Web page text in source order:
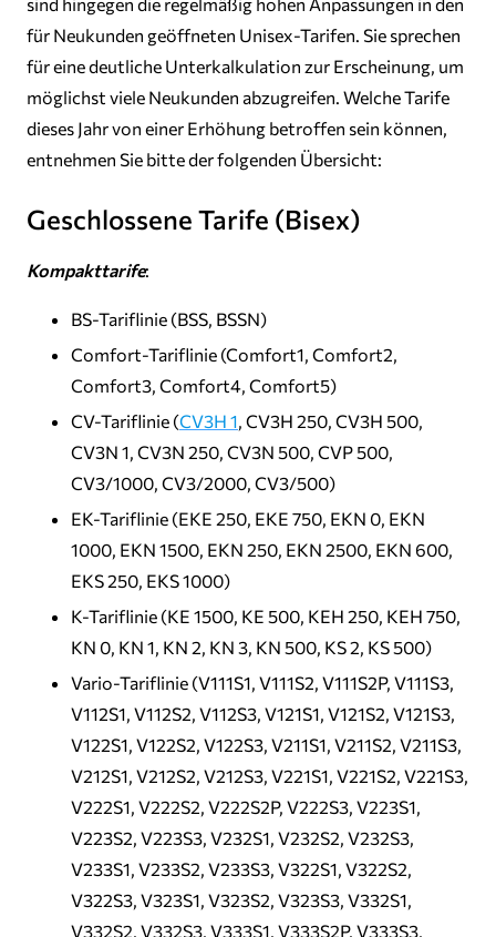
für Neukunden geöffneten Unisex-Tarifen. Sie sprechen
für eine deutliche Unterkalkulation zur Erscheinung, um
möglichst viele Neukunden abzugreifen. Welche Tarife
dieses Jahr von einer Erhöhung betroffen sein können,
entnehmen Sie bitte der folgenden Übersicht:
Geschlossene Tarife (Bisex)
Kompakttarife:
BS-Tariflinie (BSS, BSSN)
Comfort-Tariflinie (Comfort1, Comfort2,
Comfort3, Comfort4, Comfort5)
CV-Tariflinie (CV3H 1, CV3H 250, CV3H 500,
CV3N 1, CV3N 250, CV3N 500, CVP 500,
CV3/1000, CV3/2000, CV3/500)
EK-Tariflinie (EKE 250, EKE 750, EKN 0, EKN
1000, EKN 1500, EKN 250, EKN 2500, EKN 600,
EKS 250, EKS 1000)
K-Tariflinie (KE 1500, KE 500, KEH 250, KEH 750,
KN 0, KN 1, KN 2, KN 3, KN 500, KS 2, KS 500)
Vario-Tariflinie (V111S1, V111S2, V111S2P, V111S3,
V112S1, V112S2, V112S3, V121S1, V121S2, V121S3,
V122S1, V122S2, V122S3, V211S1, V211S2, V211S3,
V212S1, V212S2, V212S3, V221S1, V221S2, V221S3,
V222S1, V222S2, V222S2P, V222S3, V223S1,
V223S2, V223S3, V232S1, V232S2, V232S3,
V233S1, V233S2, V233S3, V322S1, V322S2,
V322S3, V323S1, V323S2, V323S3, V332S1,
V332S2, V332S3, V333S1, V333S2P, V333S3,